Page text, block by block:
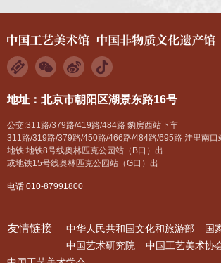
地址：北京市朝阳区湖景东路16号
公交:311路/379路/419路/484路 豹房西站下车
311路/319路/379路/450路/466路/484路/695路 洼里南口
地铁:地铁8号线奥林匹克公园站（B口）出
或地铁15号线奥林匹克公园站（G口）出
电话 010-87991800
友情链接 中华人民共和国文化和旅游部
国
中国艺术研究院
中国工艺美术协